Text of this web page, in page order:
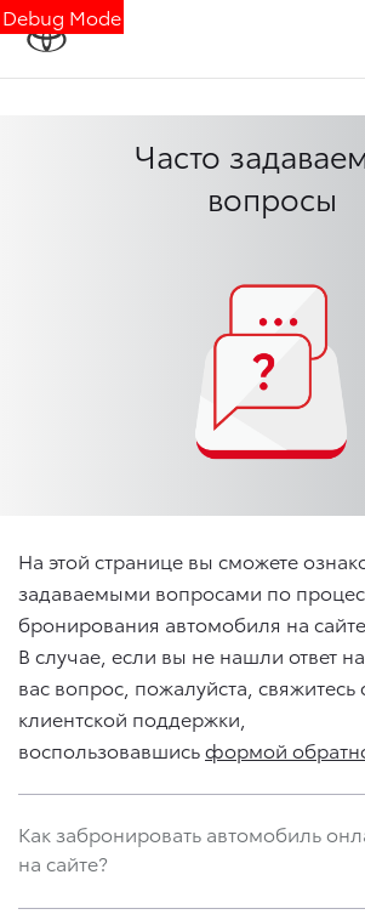
Debug Mode
Часто
вопросы
На этой странице вы сможете
задаваемыми вопросами по
бронирования автомобиля на
В случае, если вы не нашли ответ
вас вопрос, пожалуйста, свяжитесь
клиентской поддержки,
воспользовавшисьформой
Как забронировать автомобиль
на сайте?